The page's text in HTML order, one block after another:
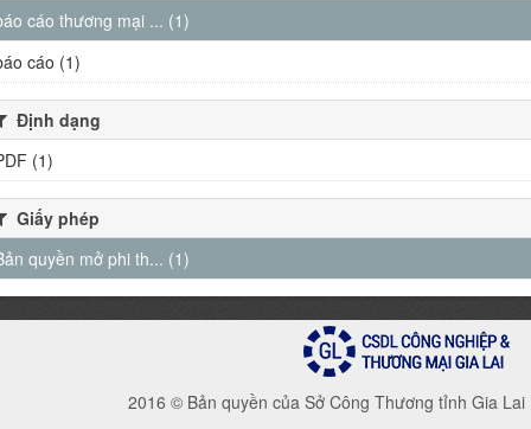
cáo thương mại ... (1)
cáo (1)
Định dạng
(1)
Giấy phép
quyền mở phi th... (1)
2016 © Bản quyền của Sở Công Thương tỉnh Gia Lai